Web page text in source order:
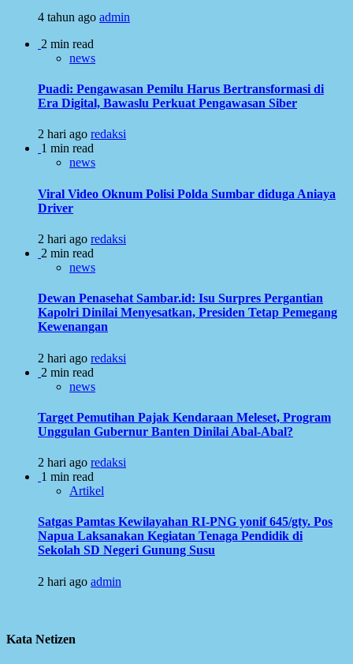
4 tahun ago admin
2 min read
news
Puadi: Pengawasan Pemilu Harus Bertransformasi di
Era Digital, Bawaslu Perkuat Pengawasan Siber
2 hari ago redaksi
1 min read
news
Viral Video Oknum Polisi Polda Sumbar diduga Aniaya
Driver
2 hari ago redaksi
2 min read
news
Dewan Penasehat Sambar.id: Isu Surpres Pergantian
Kapolri Dinilai Menyesatkan, Presiden Tetap Pemegang
Kewenangan
2 hari ago redaksi
2 min read
news
Target Pemutihan Pajak Kendaraan Meleset, Program
Unggulan Gubernur Banten Dinilai Abal-Abal?
2 hari ago redaksi
1 min read
Artikel
Satgas Pamtas Kewilayahan RI-PNG yonif 645/gty. Pos
Napua Laksanakan Kegiatan Tenaga Pendidik di
Sekolah SD Negeri Gunung Susu
2 hari ago admin
Kata Netizen